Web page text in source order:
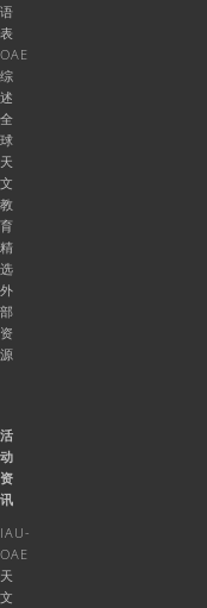
语
表
OAE
综
述
全
球
天
文
教
育
精
选
外
部
资
源
活
动
资
讯
IAU-
OAE
天
文